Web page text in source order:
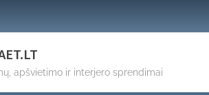
apšvietimo ir interjero sprendimai